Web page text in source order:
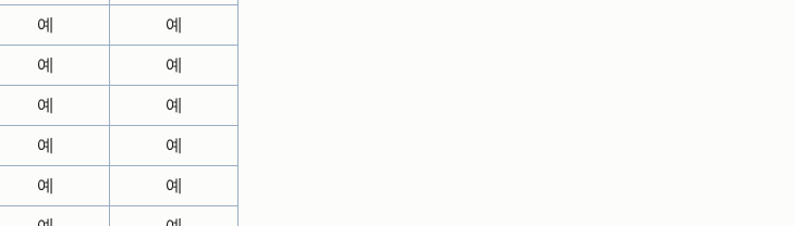
예
예
예
예
예
예
예
예
예
예